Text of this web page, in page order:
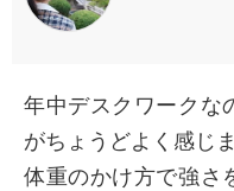
年中デスクワークな
がちょうどよく感じま
体重のかけ方で強さ